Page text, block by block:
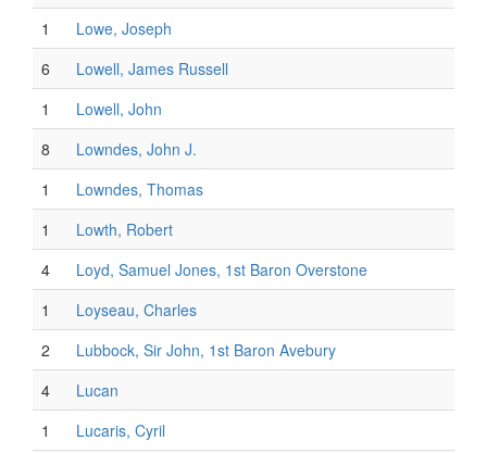
1
Lowe, Joseph
6
Lowell, James Russell
1
Lowell, John
8
Lowndes, John J.
1
Lowndes, Thomas
1
Lowth, Robert
4
Loyd, Samuel Jones, 1st Baron Overstone
1
Loyseau, Charles
2
Lubbock, Sir John, 1st Baron Avebury
4
Lucan
1
Lucaris, Cyril